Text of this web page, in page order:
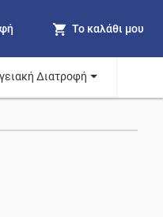
Το καλάθι μου
Διατροφή